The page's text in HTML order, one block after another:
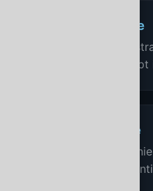
Aplikacje webowe
SaaS, panele
React, Vue,
Aplikacje mobilne
iOS i Android,
Dedykowany QA i